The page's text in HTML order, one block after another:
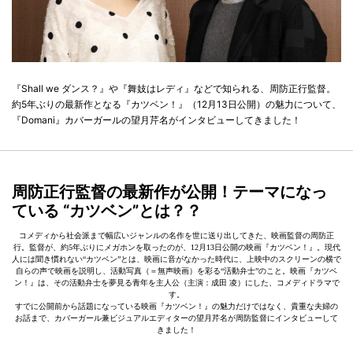
『Shall we ダンス？』や『舞妓はレディ』などで知られる、周防正行監督。
約5年ぶりの最新作となる『カツベン！』（12月13日公開）の魅力について、
『Domani』カバーガールの望月芹名がインタビューしてきました！
周防正行監督の最新作が公開！テーマになっ
ている “カツベン”とは？？
コメディから社会派まで幅広いジャンルの名作を世に送り出してきた、映画監督の周防正
行。監督が、約5年ぶりにメガホンを取ったのが、12月13日公開の映画『カツベン！』。現代
人には聞き慣れない“カツベン”とは、映画に音がなかった時代に、上映中のスクリーンの横で
自らの声で映画を説明し、活動写真（＝無声映画）を彩る“活動弁士”のこと。映画『カツベ
ン！』は、その活動弁士を夢見る青年を主人公（主演：成田 凌）にした、コメディドラマで
す。
すでに公開前から話題になっている映画『カツベン！』の魅力だけではなく、貴重な夫婦の
お話まで、カバーガール兼ビジュアルエディターの望月芹名が周防監督にインタビューして
きました！